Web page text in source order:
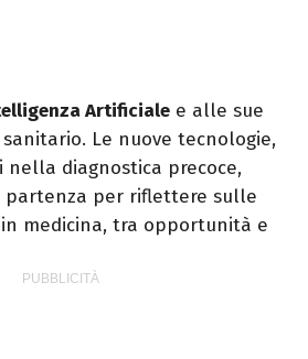
Artificiale e alle sue
Le nuove tecnologie,
diagnostica precoce,
per riflettere sulle
medicina, tra opportunità e